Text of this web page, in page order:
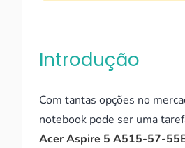
Introdução
Com tantas opções no
notebook pode ser uma
Acer Aspire 5 A515-57-